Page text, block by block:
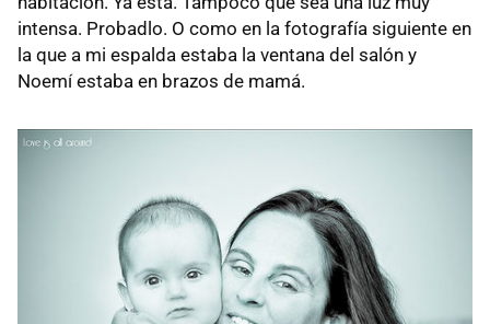
intensa. Probadlo. O como en la fotografía siguiente en
la que a mi espalda estaba la ventana del salón y
Noemí estaba en brazos de mamá.